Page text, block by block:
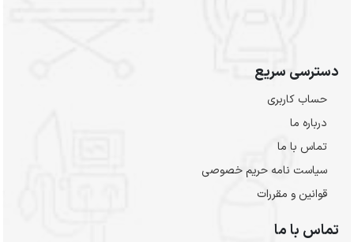
دسترسی سریع
حساب کاربری
درباره ما
تماس با ما
سیاست نامه حریم خصوصی
قوانین و مقررات
تماس با ما